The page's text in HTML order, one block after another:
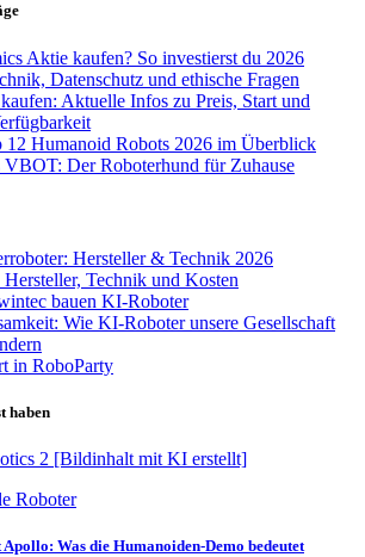
Aktie kaufen? So investierst du 2026
Datenschutz und ethische Fragen
Aktuelle Infos zu Preis, Start und
12 Humanoid Robots 2026 im Überblick
Der Roboterhund für Zuhause
Hersteller & Technik 2026
Technik und Kosten
bauen KI-Roboter
Wie KI-Roboter unsere Gesellschaft
in RoboParty
haben
Roboter
Was die Humanoiden-Demo bedeutet